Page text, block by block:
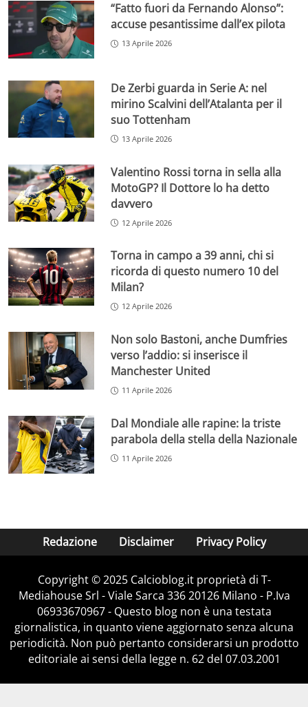
“Fatto fuori da Fernando Alonso”:
accuse pesantissime dall’ex pilota
13 Aprile 2026
De Zerbi guarda in Serie A: nel
mirino Scalvini dell’Atalanta per il
suo Tottenham
13 Aprile 2026
Valentino Rossi torna in sella alla
MotoGP? Il Dottore lo ha detto
davvero
12 Aprile 2026
Torna in campo a 39 anni, chi si
ricorda di questo numero 10 del
Milan?
12 Aprile 2026
Non solo Bastoni, anche Dumfries
verso l’addio: si inserisce il
Manchester United
11 Aprile 2026
Dal Mondiale alle rapine: la triste
parabola della stella della Nazionale
11 Aprile 2026
Redazione Disclaimer Privacy Policy
Copyright © 2025 Calcioblog.it proprietà di T-
Mediahouse Srl - Viale Sarca 336 20126 Milano - P.Iva
06933670967 - Questo blog non è una testata
giornalistica, in quanto viene aggiornato senza alcuna
periodicità. Non può pertanto considerarsi un prodotto
editoriale ai sensi della legge n. 62 del 07.03.2001